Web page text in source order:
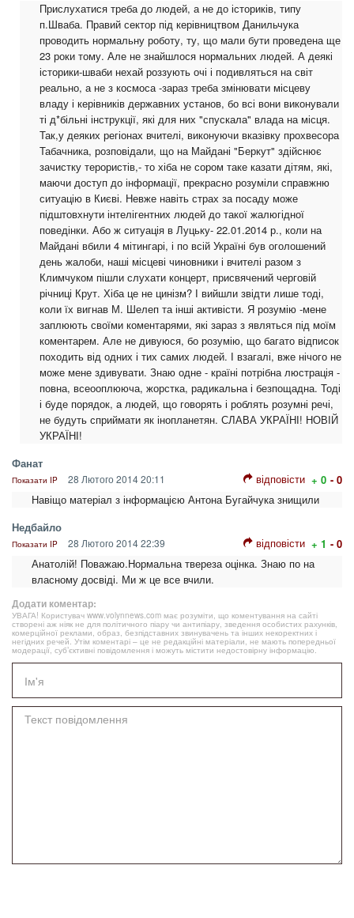
Прислухатися треба до людей, а не до істориків, типу
п.Шваба. Правий сектор під керівництвом Данильчука
проводить нормальну роботу, ту, що мали бути проведена ще
23 роки тому. Але не знайшлося нормальних людей. А деякі
історики-шваби нехай роззують очі і подивляться на світ
реально, а не з космоса -зараз треба змінювати місцеву
владу і керівників державних установ, бо всі вони виконували
ті д*більні інструкції, які для них "спускала" влада на місця.
Так,у деяких регіонах вчителі, виконуючи вказівку прохвесора
Табачника, розповідали, що на Майдані "Беркут" здійснює
зачистку терористів,- то хіба не сором таке казати дітям, які,
маючи доступ до інформації, прекрасно розуміли справжню
ситуацію в Києві. Невже навіть страх за посаду може
підштовхнути інтелігентних людей до такої жалюгідної
поведінки. Або ж ситуація в Луцьку- 22.01.2014 р., коли на
Майдані вбили 4 мітингарі, і по всій Україні був оголошений
день жалоби, наші місцеві чиновники і вчителі разом з
Климчуком пішли слухати концерт, присвячений черговій
річниці Крут. Хіба це не цинізм? І вийшли звідти лише тоді,
коли їх вигнав М. Шелеп та інші активісти. Я розумію -мене
заплюють своїми коментарями, які зараз з являться під моїм
коментарем. Але не дивуюся, бо розумію, що багато відписок
походить від одних і тих самих людей. І взагалі, вже нічого не
може мене здивувати. Знаю одне - країні потрібна люстрація -
повна, всеооплююча, жорстка, радикальна і безпощадна. Тоді
і буде порядок, а людей, що говорять і роблять розумні речі,
не будуть сприймати як інопланетян. СЛАВА УКРАЇНІ! НОВІЙ
УКРАЇНІ!
Фанат
Показати IP 28 Лютого 2014 20:11 відповісти + 0 - 0
Навіщо матеріал з інформацією Антона Бугайчука знищили
Недбайло
Показати IP 28 Лютого 2014 22:39 відповісти + 1 - 0
Анатолій! Поважаю.Нормальна твереза оцінка. Знаю по на
власному досвіді. Ми ж це все вчили.
Додати коментар:
УВАГА! Користувач www.volynnews.com має розуміти, що коментування на сайті
створені аж ніяк не для політичного піару чи антипіару, зведення особистих рахунків,
комерційної реклами, образ, безпідставних звинувачень та інших некоректних і
негідних речей. Утім коментарі – це не редакційні матеріали, не мають попередньої
модерації, суб’єктивні повідомлення і можуть містити недостовірну інформацію.